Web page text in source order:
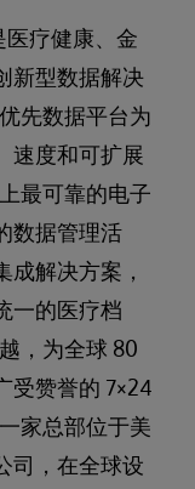
医疗健康、金
新型数据解决
先数据平台为
速度和可扩展
最可靠的电子
数据管理活
解决方案，
一的医疗档
，为全球 80
受赞誉的 7×24
家总部位于美
司，在全球设